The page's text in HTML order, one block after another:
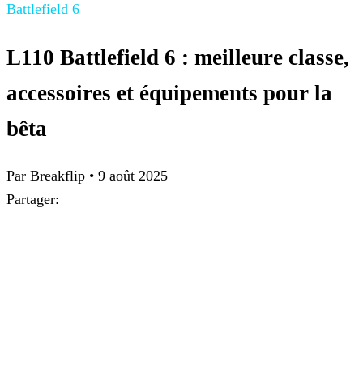
Battlefield 6
L110 Battlefield 6 : meilleure classe,
accessoires et équipements pour la
bêta
Par Breakflip • 9 août 2025
Partager: